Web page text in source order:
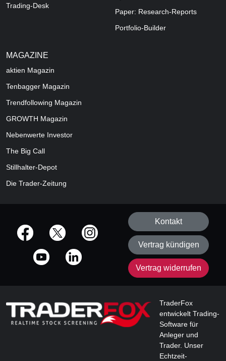
Trading-Desk
Paper: Research-Reports
Portfolio-Builder
MAGAZINE
aktien Magazin
Tenbagger Magazin
Trendfollowing Magazin
GROWTH Magazin
Nebenwerte Investor
The Big Call
Stillhalter-Depot
Die Trader-Zeitung
offizielle Social Media-Accounts
Kontakt
Vertrag kündigen
Vertrag widerrufen
TraderFox
entwickelt Trading-
Software für
Anleger und
Trader. Unser
Echtzeit-